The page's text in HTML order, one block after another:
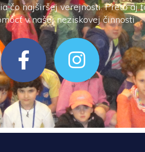
čo najširšej verejnosti. Preto aj
v našej neziskovej činnosti